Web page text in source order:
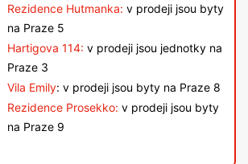
Rezidence Hutmanka: v prodeji jsou byty
na Praze 5
Hartigova 114: v prodeji jsou jednotky na
Praze 3
Vila Emily: v prodeji jsou byty na Praze 8
Rezidence Prosekko: v prodeji jsou byty
na Praze 9